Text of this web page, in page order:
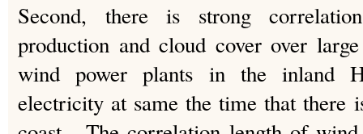
Second, there is strong
production and cloud cover over
wind power plants in the inland
electricity at same the time that